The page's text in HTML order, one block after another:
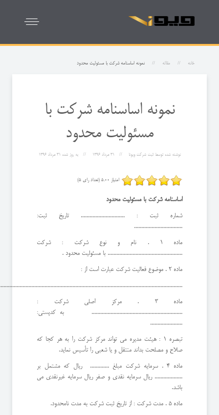
مقاله نمونه اساسنامه شركت با مسئوليت محدود
نمونه اساسنامه شركت با
مسئوليت محدود
نوشته شده توسطثبت شرکت ویونا 31 مرداد 1396 به روز شده 31 مرداد 1396
امتیاز 5.00 (تعداد رای 5)
اساسنامه شركت با مسئوليت محدود
شماره ثبت : .............................. تاريخ ثبت:
.................................
ماده 1 . نام و نوع شركت : شركت
................................................... با مسئوليت محدود .
ماده 2 . موضوع فعاليت شركت عبارت است از :
..................................................................................................................................
ماده 3 . مركز اصلي شركت :
.............................................................. به کدپستی:
......................
تبصره 1 : هيئت مديره مي تواند مركز شركت را به هر كجا كه
صلاح و مصلحت بداند منتقل و يا شعبي را تأسيس نمايد.
ماده 4 . سرمايه شركت مبلغ ............. ريال كه مشتمل بر
................... ريال سرمايه نقدي و صفر ريال سرمايه غيرنقدي مي
باشد.
ماده 5 . مدت شركت : از تاريخ ثبت شرکت به مدت نامحدود.